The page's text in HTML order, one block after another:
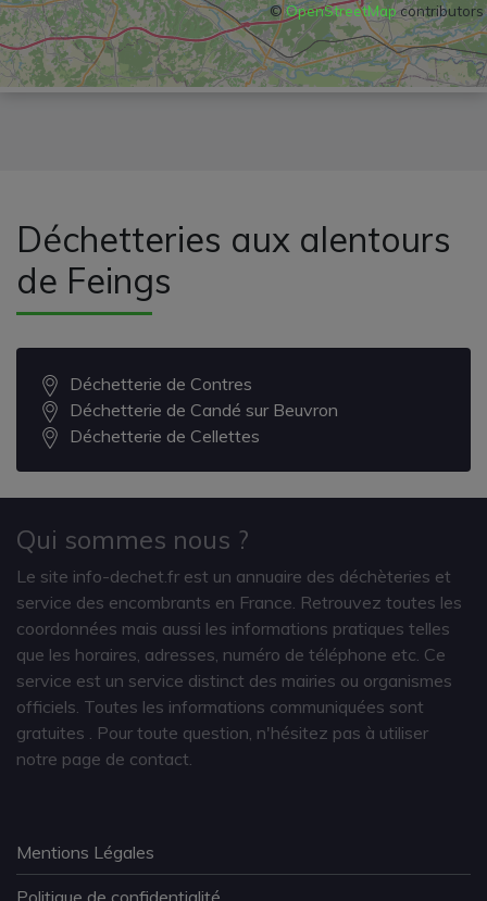
©OpenStreetMapcontributors
Déchetteries aux alentours
de Feings
Déchetterie de Contres
Déchetterie de Candé sur Beuvron
Déchetterie de Cellettes
Qui sommes nous ?
Le site info-dechet.fr est un annuaire des déchèteries et
service des encombrants en France. Retrouvez toutes les
coordonnées mais aussi les informations pratiques telles
que les horaires, adresses, numéro de téléphone etc. Ce
service est un service distinct des mairies ou organismes
officiels. Toutes les informations communiquées sont
gratuites
. Pour toute question, n'hésitez pas à utiliser
notre page de contact.
Mentions Légales
Politique de confidentialité